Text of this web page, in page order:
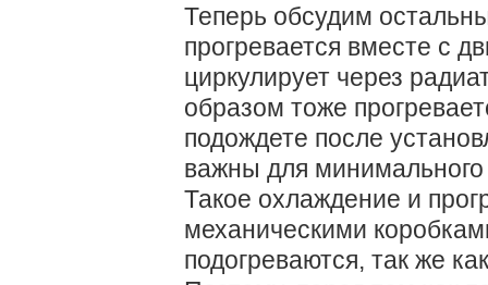
Теперь обсудим
прогревается вместе с
циркулирует через
образом тоже
подождете после
важны для минимального
Такое охлаждение и
механическими
подогреваются, так же